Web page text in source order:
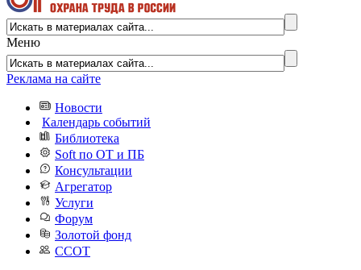
Меню
Реклама на сайте
Новости
Календарь событий
Библиотека
Soft по ОТ и ПБ
Консультации
Агрегатор
Услуги
Форум
Золотой фонд
ССОТ